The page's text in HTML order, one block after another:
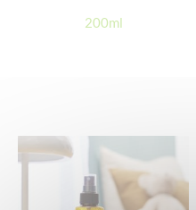
200ml